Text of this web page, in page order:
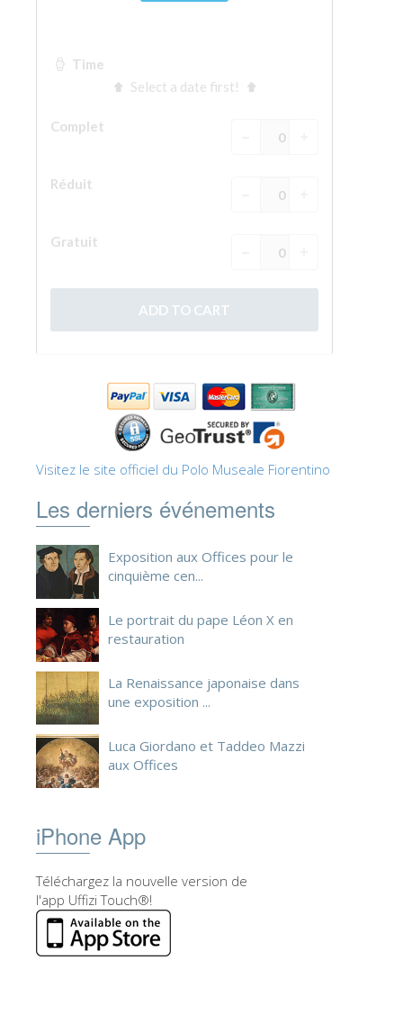
Visitez le site officiel du Polo Museale Fiorentino
Les derniers événements
Exposition aux Offices pour le
cinquième cen...
Le portrait du pape Léon X en
restauration
La Renaissance japonaise dans
une exposition ...
Luca Giordano et Taddeo Mazzi
aux Offices
iPhone App
Téléchargez la nouvelle version de
l'app Uffizi Touch®!